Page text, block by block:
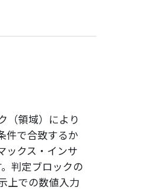
（領域）により
件で合致するか
ックス・インサ
判定ブロックの
上での数値入力